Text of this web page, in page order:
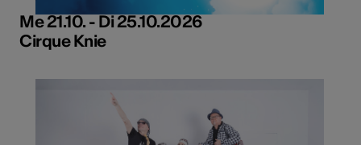
Me 21.10. - Di 25.10.2026
Cirque Knie